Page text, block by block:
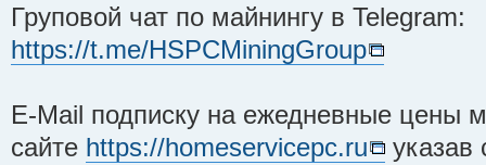
Груповой чат по майнингу в Telegram:
https://t.me/HSPCMiningGroup
E-Mail подписку на ежедневные
сайте https://homeservicepc.ru